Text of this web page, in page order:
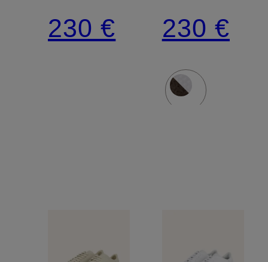
90
230 €
90
230 €